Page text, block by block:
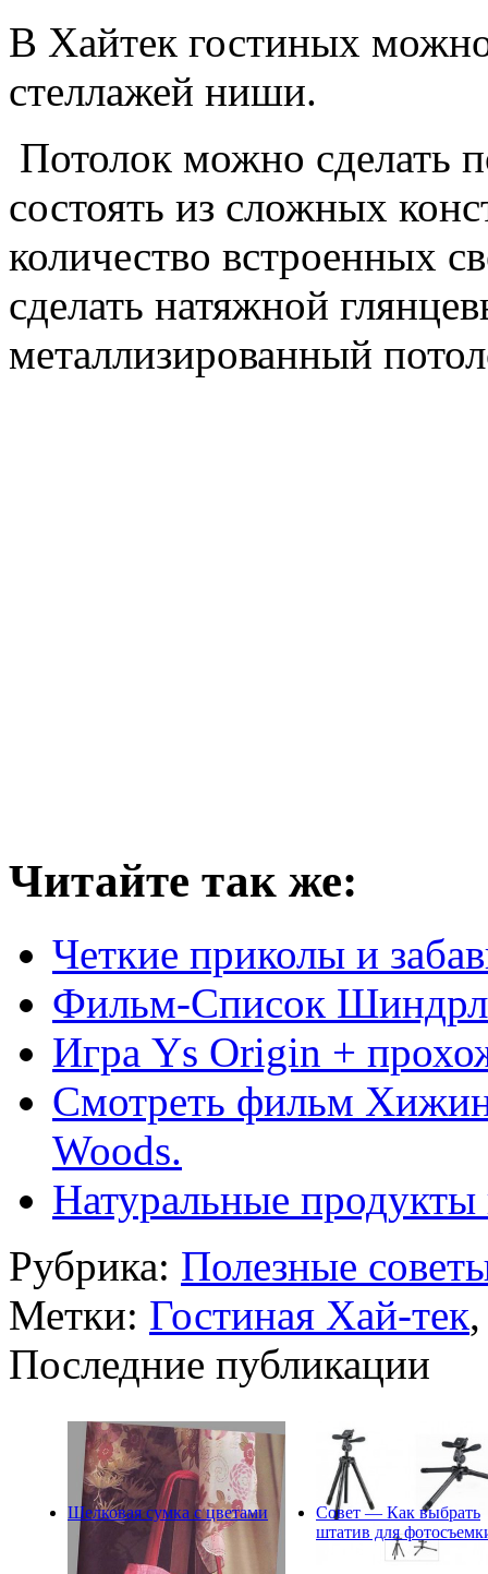
В Хайтек гостиных
стеллажей ниши.
Потолок можно сделать
состоять из сложных
количество встроенных
сделать натяжной
металлизированный
Читайте так же:
Четкие приколы и
Фильм-Список
Игра Ys Origin +
Смотреть фильм
Woods.
Натуральные
Рубрика: Полезные
Метки: Гостиная Хай-тек
Последние публикации
Шелковая сумка с цветами
Совет — Как выбрать
штатив для